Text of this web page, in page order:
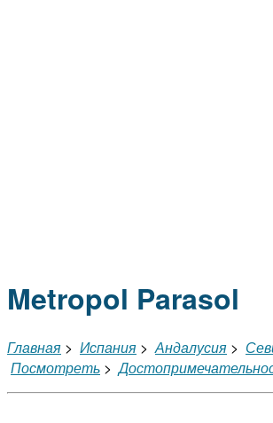
Metropol Parasol
Главная > Испания >Андалусия >
Посмотреть >